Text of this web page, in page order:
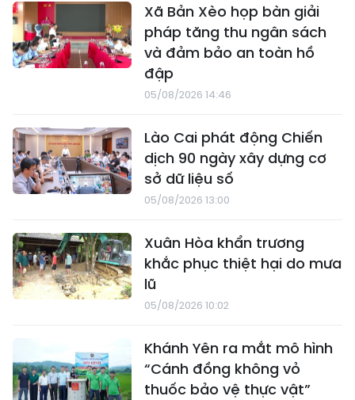
Xã Bản Xèo họp bàn giải
pháp tăng thu ngân sách
và đảm bảo an toàn hồ
đập
05/08/2026 14:46
Lào Cai phát động Chiến
dịch 90 ngày xây dựng cơ
sở dữ liệu số
05/08/2026 13:00
Xuân Hòa khẩn trương
khắc phục thiệt hại do mưa
lũ
05/08/2026 10:02
Khánh Yên ra mắt mô hình
“Cánh đồng không vỏ
thuốc bảo vệ thực vật”